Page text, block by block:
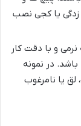
زدگی یا کجی نصب
و با دقت کار
در نمونه
یا نامرغوب